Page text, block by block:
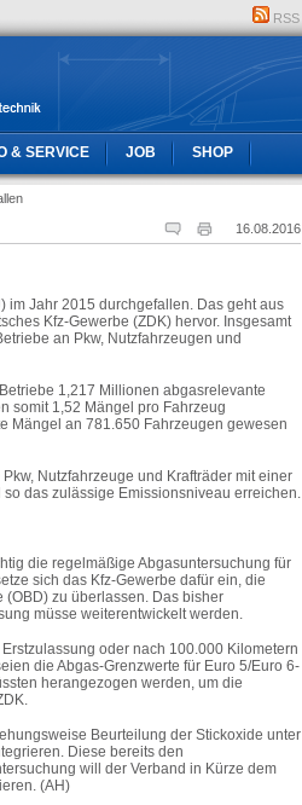
RSS
& SERVICE JOB SHOP
16.08.2016
im Jahr 2015 durchgefallen. Das geht aus
Kfz-Gewerbe (ZDK) hervor. Insgesamt
an Pkw, Nutzfahrzeugen und
1,217 Millionen abgasrelevante
somit 1,52 Mängel pro Fahrzeug
Mängel an 781.650 Fahrzeugen gewesen
Nutzfahrzeuge und Krafträder mit einer
das zulässige Emissionsniveau erreichen.
die regelmäßige Abgasuntersuchung für
sich das Kfz-Gewerbe dafür ein, die
zu überlassen. Das bisher
müsse weiterentwickelt werden.
oder nach 100.000 Kilometern
die Abgas-Grenzwerte für Euro 5/Euro 6-
herangezogen werden, um die
Beurteilung der Stickoxide unter
Diese bereits den
will der Verband in Kürze dem
(AH)